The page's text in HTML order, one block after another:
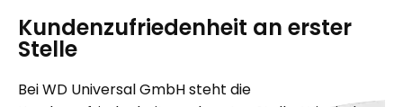
Kundenzufriedenheit an erster
Stelle
Bei WD Universal GmbH steht die